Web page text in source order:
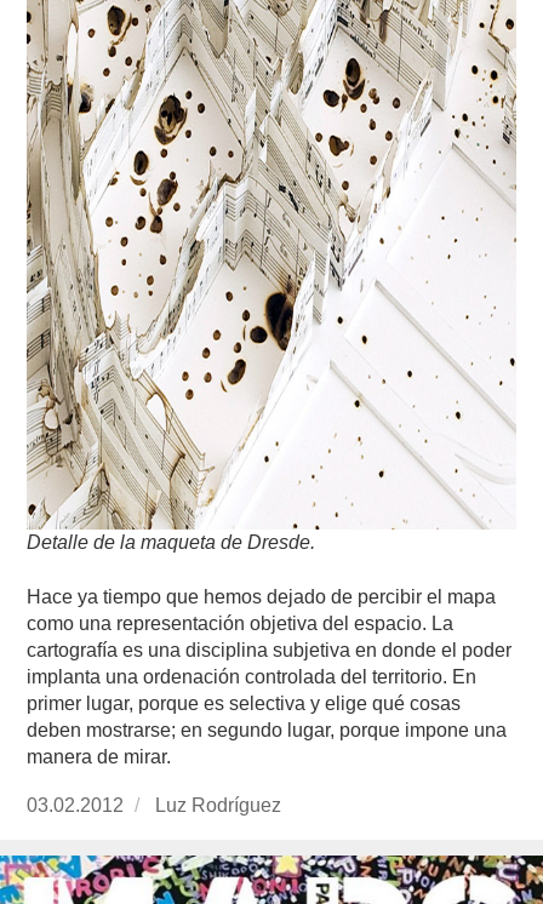
Detalle de la maqueta de Dresde.
Hace ya tiempo que hemos dejado de percibir el mapa
como una representación objetiva del espacio. La
cartografía es una disciplina subjetiva en donde el poder
implanta una ordenación controlada del territorio. En
primer lugar, porque es selectiva y elige qué cosas
deben mostrarse; en segundo lugar, porque impone una
manera de mirar.
Publicado
03.02.2012 https://www.experimenta.es/author/
Luz Rodríguez